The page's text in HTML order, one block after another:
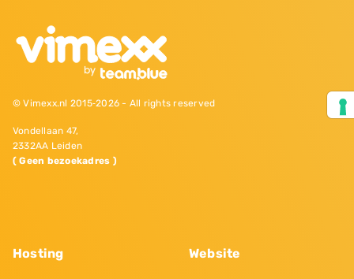
© Vimexx.nl 2015‐2026 - All rights reserved
Vondellaan 47,
2332AA Leiden
( Geen bezoekadres )
Hosting Website